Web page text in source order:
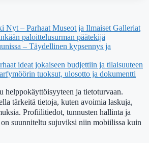
Nyt – Parhaat Museot ja Ilmaiset Galleriat
paloittelusurman päätekijä
– Täydellinen kypsennys ja
ideat jokaiseen budjettiin ja tilaisuuteen
tuoksut, ulosotto ja dokumentti
helppokäyttöisyyteen ja tietoturvaan.
tärkeitä tietoja, kuten avoimia laskuja,
Profiilitiedot, tunnusten hallinta ja
suunniteltu sujuviksi niin mobiilissa kuin